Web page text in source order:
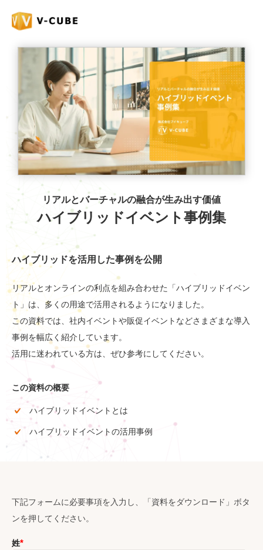
リアルとバーチャルの融合が生み出す価値
ハイブリッドイベント事例集
ハイブリッドを活用した事例を公開
リアルとオンラインの利点を組み合わせた「ハイブリッドイベン
ト」は、多くの用途で活用されるようになりました。
この資料では、社内イベントや販促イベントなどさまざまな導入
事例を幅広く紹介しています。
活用に迷われている方は、ぜひ参考にしてください。
この資料の概要
ハイブリッドイベントとは
ハイブリッドイベントの活用事例
下記フォームに必要事項を入力し、「資料をダウンロード」ボタ
ンを押してください。
姓*